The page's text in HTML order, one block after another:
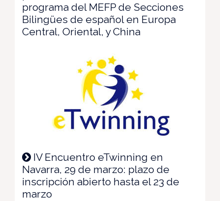
programa del MEFP de Secciones
Bilingües de español en Europa
Central, Oriental, y China
IV Encuentro eTwinning en
Navarra, 29 de marzo: plazo de
inscripción abierto hasta el 23 de
marzo